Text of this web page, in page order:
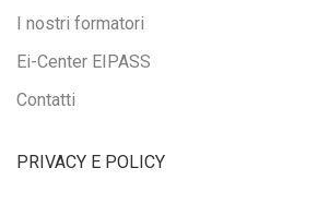
I nostri formatori
Ei-Center EIPASS
Contatti
PRIVACY E POLICY